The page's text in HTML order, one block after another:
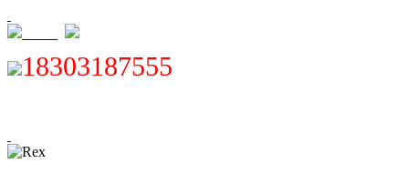
18303187555